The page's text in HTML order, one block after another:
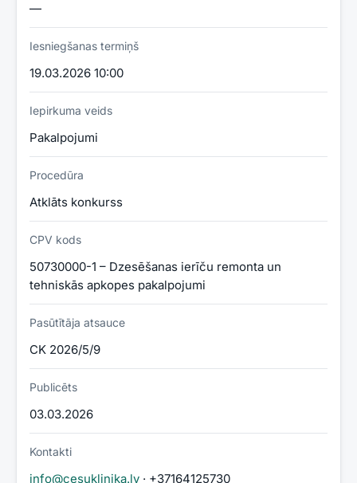
—
Iesniegšanas termiņš
19.03.2026 10:00
Iepirkuma veids
Pakalpojumi
Procedūra
Atklāts konkurss
CPV kods
50730000-1 – Dzesēšanas ierīču remonta un
tehniskās apkopes pakalpojumi
Pasūtītāja atsauce
CK 2026/5/9
Publicēts
03.03.2026
Kontakti
info@cesuklinika.lv · +37164125730